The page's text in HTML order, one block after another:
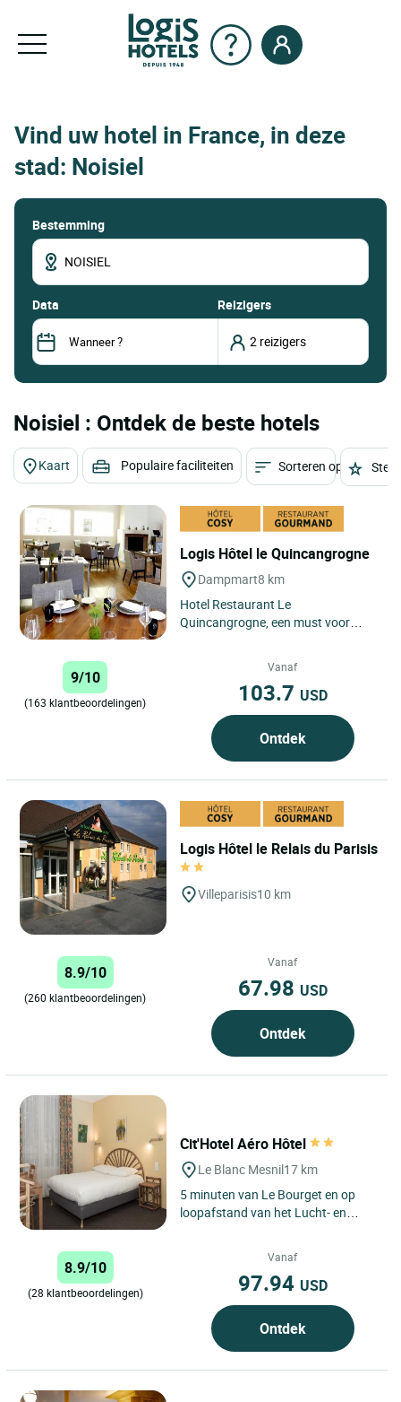
Vind uw hotel in France, in deze
stad: Noisiel
Bestemming
data Reizigers
Noisiel : Ontdek de beste hotels
Kaart Populaire faciliteiten Sorteren op
Logis Hôtel le Quincangrogne
Dampmart8 km
Hotel Restaurant Le
Quincangrogne, een must voor
9/10
(163 klantbeoordelingen)
Vanaf
103.7 USD
Ontdek
Logis Hôtel le Relais du Parisis
Villeparisis10 km
8.9/10
(260 klantbeoordelingen)
Vanaf
67.98 USD
Ontdek
Cit'Hotel Aéro Hôtel
Le Blanc Mesnil17 km
5 minuten van Le Bourget en op
loopafstand van het Lucht- en
8.9/10
(28 klantbeoordelingen)
Vanaf
97.94 USD
Ontdek